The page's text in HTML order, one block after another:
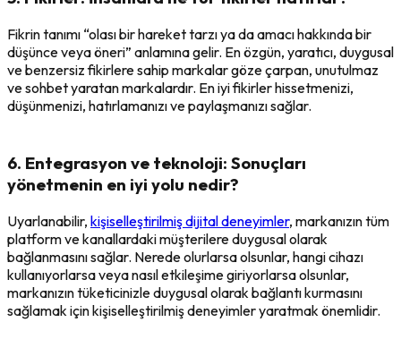
Fikrin tanımı “olası bir hareket tarzı ya da amacı hakkında bir
düşünce veya öneri” anlamına gelir. En özgün, yaratıcı, duygusal
ve benzersiz fikirlere sahip markalar göze çarpan, unutulmaz
ve sohbet yaratan markalardır. En iyi fikirler hissetmenizi,
düşünmenizi, hatırlamanızı ve paylaşmanızı sağlar.
6. Entegrasyon ve teknoloji: Sonuçları
yönetmenin en iyi yolu nedir?
Uyarlanabilir, kişiselleştirilmiş dijital deneyimler, markanızın tüm
platform ve kanallardaki müşterilere duygusal olarak
bağlanmasını sağlar. Nerede olurlarsa olsunlar, hangi cihazı
kullanıyorlarsa veya nasıl etkileşime giriyorlarsa olsunlar,
markanızın tüketicinizle duygusal olarak bağlantı kurmasını
sağlamak için kişiselleştirilmiş deneyimler yaratmak önemlidir.